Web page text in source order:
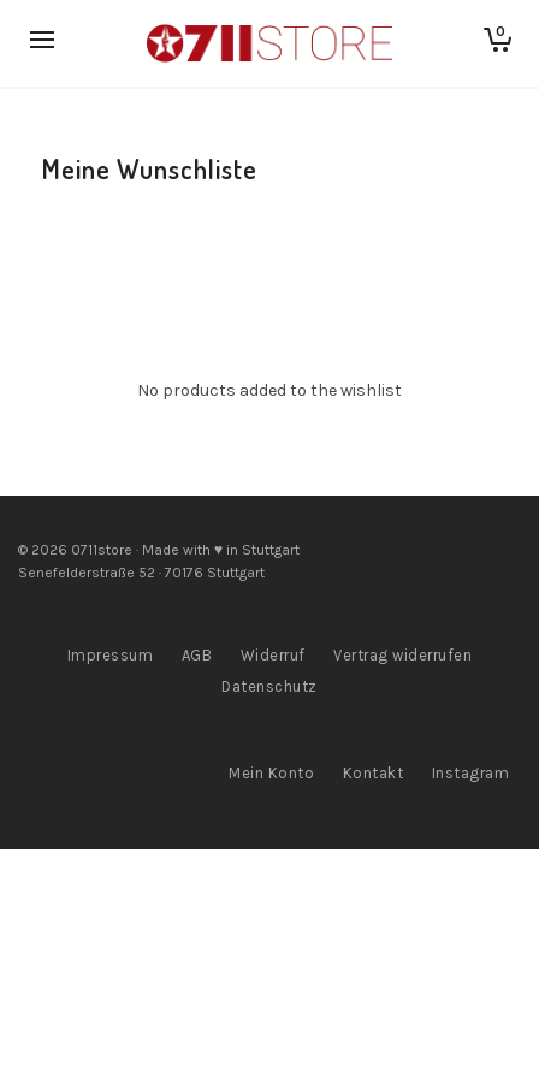
0
Meine Wunschliste
No products added to the wishlist
© 2026 0711store · Made with ♥ in Stuttgart
Senefelderstraße 52 · 70176 Stuttgart
Impressum AGB Widerruf
Vertrag widerrufen
Datenschutz
Mein Konto Kontakt Instagram